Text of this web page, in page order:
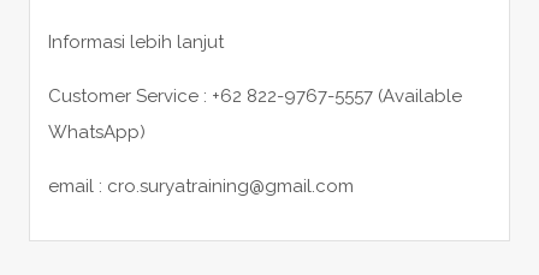
Informasi lebih lanjut
Customer Service : +62 822-9767-5557 (Available
WhatsApp)
email : cro.suryatraining@gmail.com